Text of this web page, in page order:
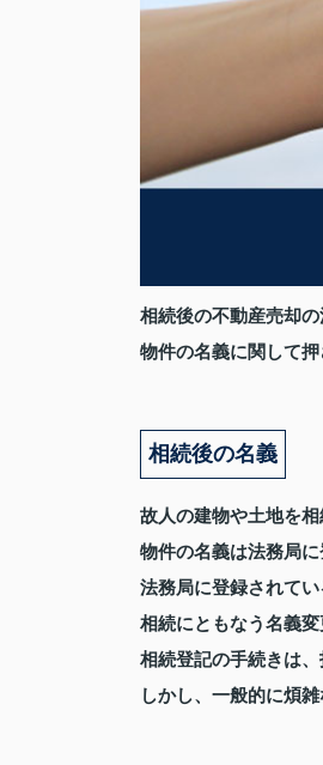
相続後の不動産売却
物件の名義に関して
相続後の名義
故人の建物や土地を
物件の名義は法務局
法務局に登録されて
相続にともなう名義変
相続登記の手続きは
しかし、一般的に煩